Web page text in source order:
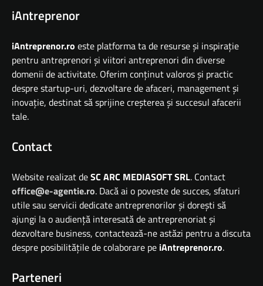
iAntreprenor
iAntreprenor.ro este platforma ta de resurse și inspirație
pentru antreprenori și viitori antreprenori din diverse
domenii de activitate. Oferim conținut valoros și practic
despre startup-uri, dezvoltare de afaceri, management și
inovație, destinat să sprijine creșterea și succesul afacerii
tale.
Contact
Website realizat deSC ARC MEDIASOFT SRL. Contact
office@e-agentie.ro. Dacă ai o poveste de succes, sfaturi
utile sau servicii dedicate antreprenorilor și dorești să
ajungi la o audiență interesată de antreprenoriat și
dezvoltare business, contactează-ne astăzi pentru a discuta
despre posibilitățile de colaborare pe iAntreprenor.ro.
Parteneri